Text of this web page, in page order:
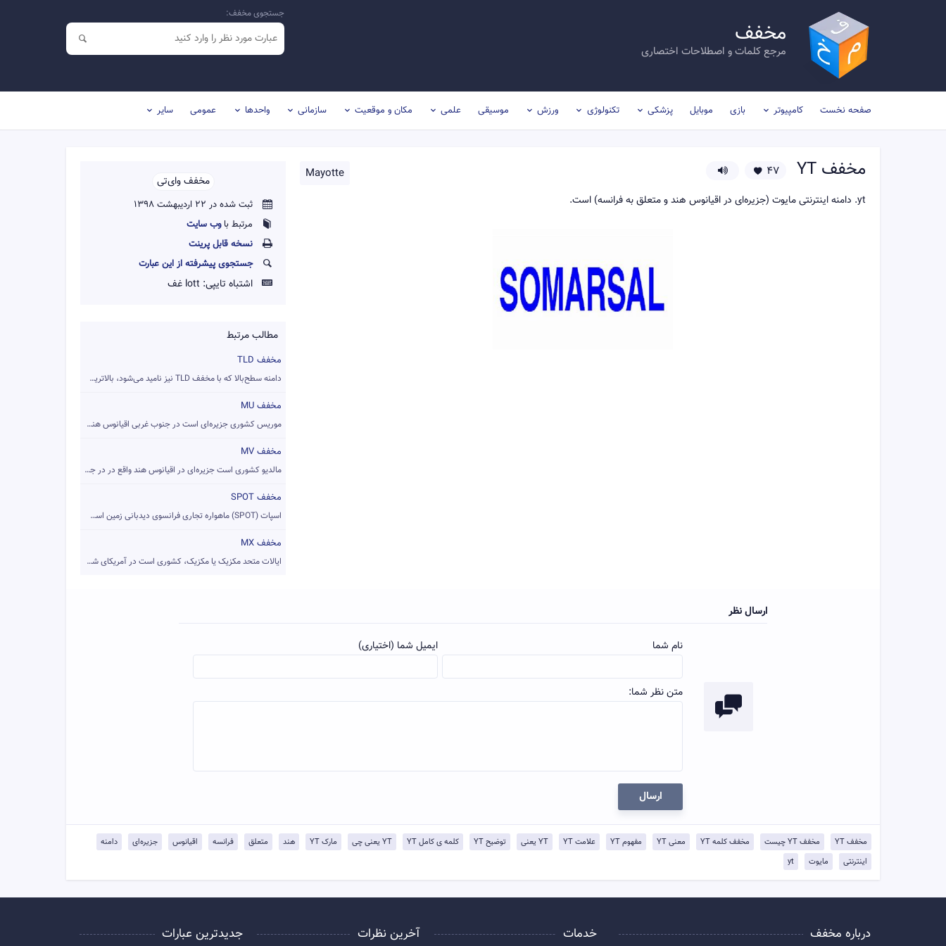
مخفف
مرجع کلمات و اصطلاحات اختصاری
جستجوی مخفف:
صفحه نخست کامپیوتر بازی موبایل پزشکی تکنولوژی ورزش موسیقی علمی مکان و موقعیت سازمانی واحدها عمومی سایر
مخففYT
Mayotte 47
‎.yt‏ دامنه اینترنتی مایوت (جزیره‌ای در اقیانوس هند و متعلق به فرانسه) است.
مخفف وای‌تی‌‌
ثبت شده در 22 اردیبهشت 1398
مرتبط باوب سایت
نسخه قابل پرينت
جستجوی پیشرفته از این عبارت
اشتباه تایپی: lott غف
مطالب مرتبط
مخفف TLD
دامنه سطح‌بالا که با مخفف TLD نیز نامید می‌شود، بالاترین سطح...
مخفف MU
موریس کشوری جزیره‌ای است در جنوب غربی اقیانوس هند، در حدود ۹...
مخفف MV
مالدیو کشوری است جزیره‌ای در اقیانوس هند واقع در در جنوب غرب...
مخفف SPOT
اسپات (SPOT) ماهواره تجاری فرانسوی دیدبانی زمین است که تصاوی...
مخفف MX
ایالات متحد مکزیک یا مکزیک، کشوری است در آمریکای شمالی. این ...
ارسال نظر
نام شما ایمیل شما (اختیاری)
متن نظر شما:
ارسال
مخفف YT مخفف YT چیست مخفف کلمه YT معنی YT مفهوم YT علامت YT YT یعنی توضيح YT کلمه ی کامل YT YT یعنی چی مارک YT هند متعلق فرانسه اقیانوس جزیره‌ای
دامنه
اینترنتی
مایوت ‎yt‏
درباره مخفف خدمات آخرین نظرات جدیدترین عبارات